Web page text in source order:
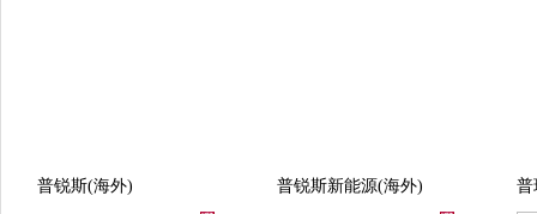
普锐斯(海外) 普锐斯新能源(海外) 普